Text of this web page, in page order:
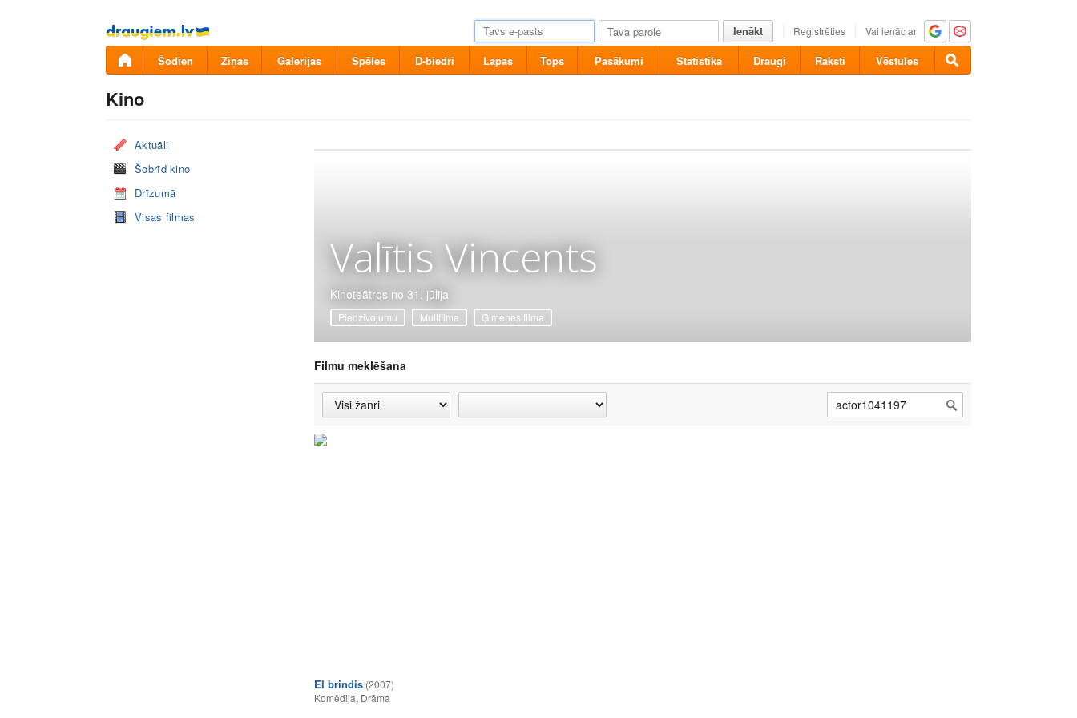
Pāriet
uz
saturu
Ienākt Reģistrēties Vai ienāc ar
Šodien Ziņas Galerijas Spēles D-biedri Lapas Tops Pasākumi Statistika Draugi Raksti Vēstules
Kino
Aktuāli
Šobrīd kino
Drīzumā
Visas filmas
Valītis Vincents
Kinoteātros no 31. jūlija
Piedzīvojumu Multfilma Ģimenes filma
Filmu meklēšana
El brindis (2007)
Komēdija, Drāma